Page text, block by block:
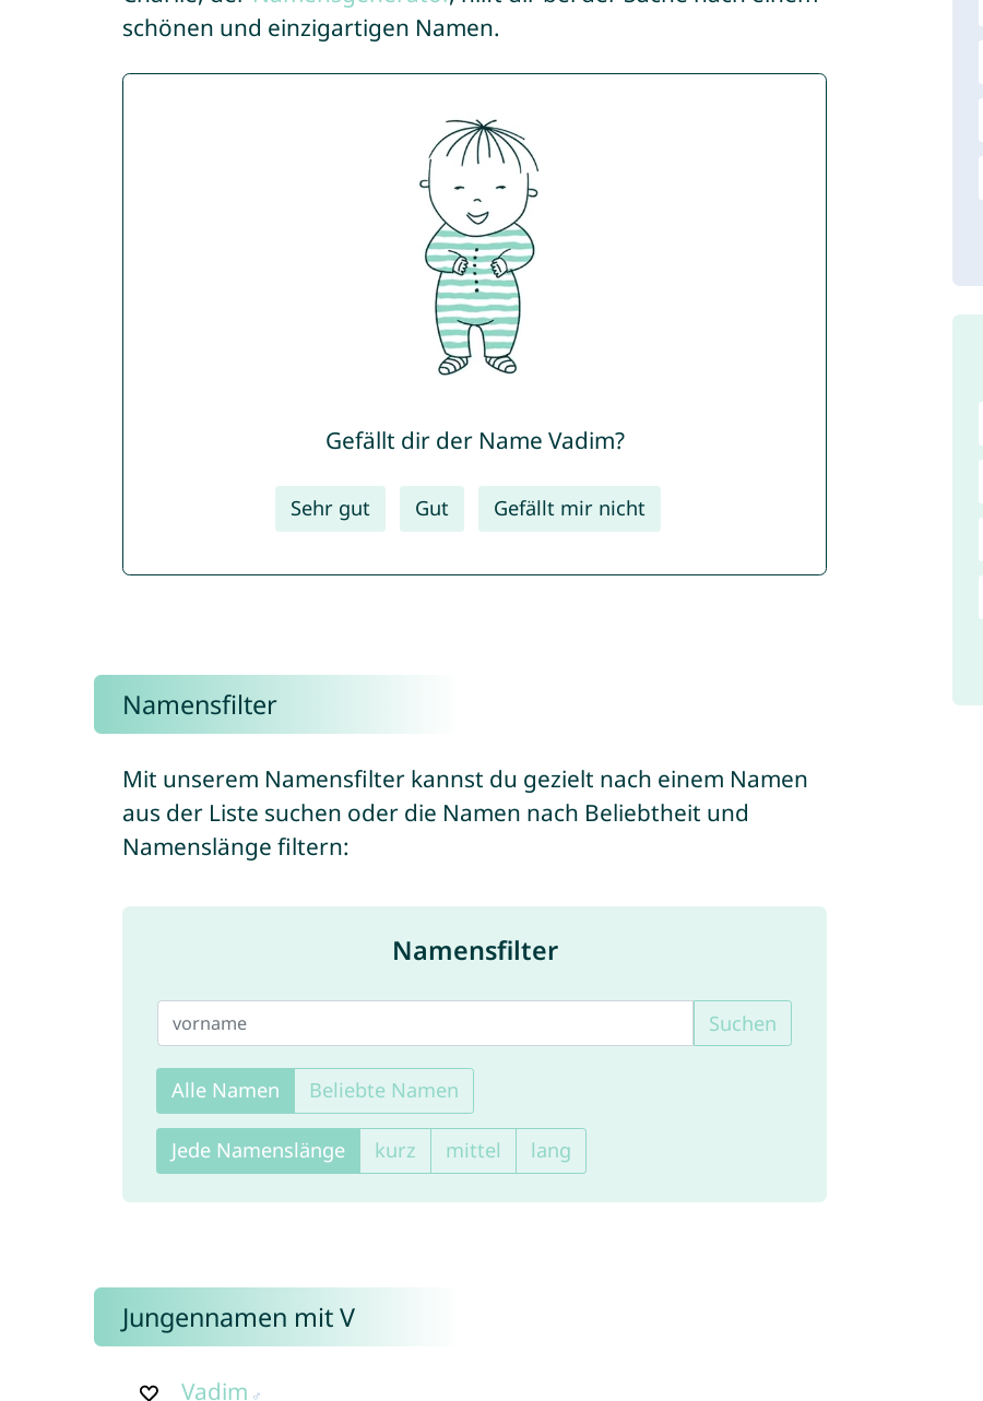
schönen und einzigartigen Namen.
Gefällt dir der Name Vadim?
Sehr gut Gut Gefällt mir nicht
Namensfilter
Mit unserem Namensfilter kannst du gezielt nach einem Namen
aus der Liste suchen oder die Namen nach Beliebtheit und
Namenslänge filtern:
Namensfilter
Suchen
Alle Namen Beliebte Namen
Jede Namenslänge kurz mittel lang
Jungennamen mit V
Vadim